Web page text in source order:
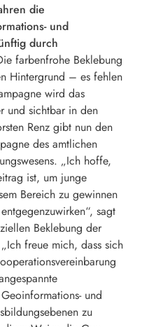
die
und
durch
farbenfrohe Beklebung
Hintergrund – es fehlen
wird das
und sichtbar in den
Renz gibt nun den
des amtlichen
„Ich hoffe,
ist, um junge
Bereich zu gewinnen
sagt
Beklebung der
freue mich, dass sich
und
zu